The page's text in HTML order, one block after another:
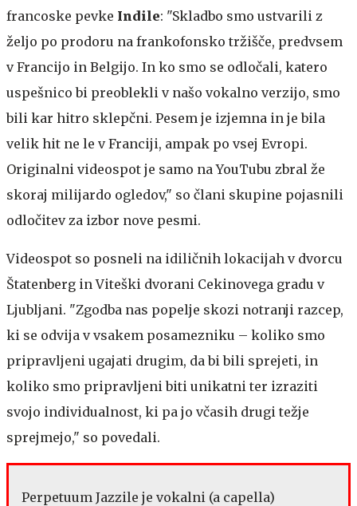
francoske pevke Indile: "Skladbo smo ustvarili z
željo po prodoru na frankofonsko tržišče, predvsem
v Francijo in Belgijo. In ko smo se odločali, katero
uspešnico bi preoblekli v našo vokalno verzijo, smo
bili kar hitro sklepčni. Pesem je izjemna in je bila
velik hit ne le v Franciji, ampak po vsej Evropi.
Originalni videospot je samo na YouTubu zbral že
skoraj milijardo ogledov," so člani skupine pojasnili
odločitev za izbor nove pesmi.
Videospot so posneli na idiličnih lokacijah v dvorcu
Štatenberg in Viteški dvorani Cekinovega gradu v
Ljubljani. "Zgodba nas popelje skozi notranji razcep,
ki se odvija v vsakem posamezniku – koliko smo
pripravljeni ugajati drugim, da bi bili sprejeti, in
koliko smo pripravljeni biti unikatni ter izraziti
svojo individualnost, ki pa jo včasih drugi težje
sprejmejo," so povedali.
Perpetuum Jazzile je vokalni (a capella)